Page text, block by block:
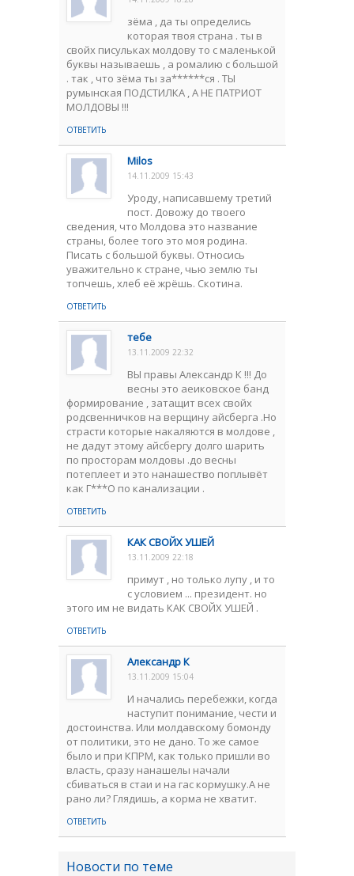
зёма , да ты определись
которая твоя страна . ты в
свойх писульках молдову то с маленькой
буквы называешь , а ромалию с большой
. так , что зёма ты за******ся . ТЫ
румынская ПОДСТИЛКА , А НЕ ПАТРИОТ
МОЛДОВЫ !!!
ОТВЕТИТЬ
Milos
14.11.2009 15:43
Уроду, написавшему третий
пост. Довожу до твоего
сведения, что Молдова это название
страны, более того это моя родина.
Писать с большой буквы. Относись
уважительно к стране, чью землю ты
топчешь, хлеб её жрёшь. Скотина.
ОТВЕТИТЬ
тебе
13.11.2009 22:32
ВЫ правы Александр К !!! До
весны это аеиковское банд
формирование , затащит всех свойх
родсвенничков на верщину айсберга .Но
страсти которые накаляются в молдове ,
не дадут этому айсбергу долго шарить
по просторам молдовы .до весны
потеплеет и это нанашество поплывёт
как Г***О по канализации .
ОТВЕТИТЬ
КАК СВОЙХ УШЕЙ
13.11.2009 22:18
примут , но только лупу , и то
с условием ... президент. но
этого им не видать КАК СВОЙХ УШЕЙ .
ОТВЕТИТЬ
Александр К
13.11.2009 15:04
И начались перебежки, когда
наступит понимание, чести и
достоинства. Или молдавскому бомонду
от политики, это не дано. То же самое
было и при КПРМ, как только пришли во
власть, сразу нанашелы начали
сбиваться в стаи и на гас кормушку.А не
рано ли? Глядишь, а корма не хватит.
ОТВЕТИТЬ
Новости по теме